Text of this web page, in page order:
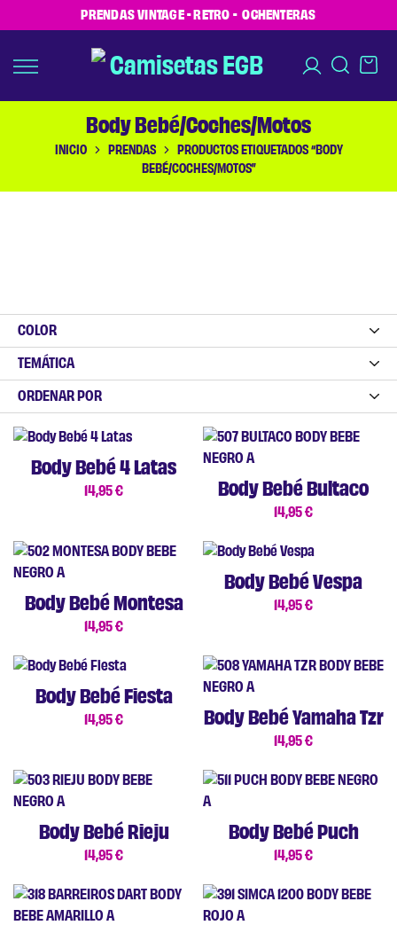
PRENDAS VINTAGE - RETRO - OCHENTERAS
INICIO PRENDAS
PRODUCTOS ETIQUETADOS “BODY
BEBÉ/COCHES/MOTOS”
Body Bebé/Coches/Motos
COLOR
TEMÁTICA
ORDENAR POR
Body Bebé 4 Latas
14,95 € Body Bebé Bultaco
14,95 €
Body Bebé Montesa
14,95 €
Body Bebé Vespa
14,95 €
Body Bebé Fiesta
14,95 € Body Bebé Yamaha Tzr
14,95 €
Body Bebé Rieju
14,95 €
Body Bebé Puch
14,95 €